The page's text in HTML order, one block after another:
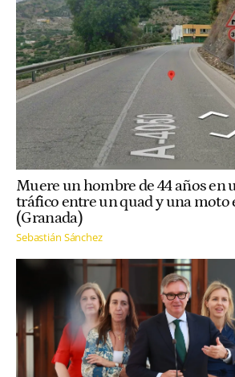
Muere un hombre de 44 años en
tráfico entre un quad y una moto
(Granada)
Sebastián Sánchez